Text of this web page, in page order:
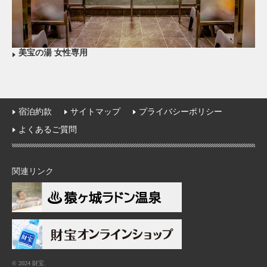
美宝の湯 女性専用
宿泊約款 サイトマップ
プライバシーポリシー
よくあるご質問
関連リンク
© 2024 財宝.